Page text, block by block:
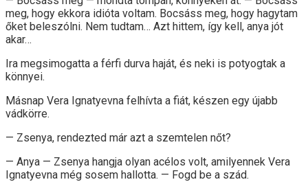
meg, hogy ekkora idióta voltam. Bocsáss meg, hogy hagytam
őket beleszólni. Nem tudtam… Azt hittem, így kell, anya jót
akar…
Ira megsimogatta a férfi durva haját, és neki is potyogtak a
könnyei.
Másnap Vera Ignatyevna felhívta a fiát, készen egy újabb
vádkörre.
— Zsenya, rendezted már azt a szemtelen nőt?
— Anya — Zsenya hangja olyan acélos volt, amilyennek Vera
Ignatyevna még sosem hallotta. — Fogd be a szád.